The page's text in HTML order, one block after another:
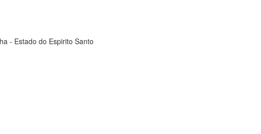
- Estado do Espirito Santo